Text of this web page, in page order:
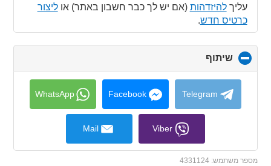
עליךלהיזדהות (אם יש לך כבר חשבון באתר) אוליצור
כרטיס חדש.
שיתוף
to
collapse
contents
Telegram
Facebook
WhatsApp
Viber
Mail
מספר משתמש:4331124